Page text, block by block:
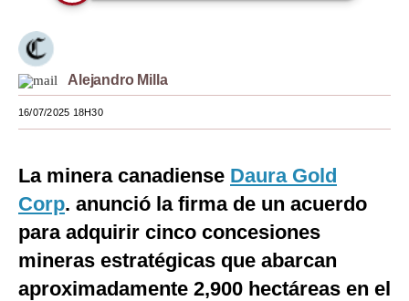
Estilos
Mundo
EEUU
España
Internacional
Tecnología
Club del Suscriptor
Alejandro Milla
16/07/2025 18H30
La minera canadiense Daura Gold
Corp. anunció la firma de un acuerdo
para adquirir cinco concesiones
mineras estratégicas que abarcan
aproximadamente 2,900 hectáreas en el